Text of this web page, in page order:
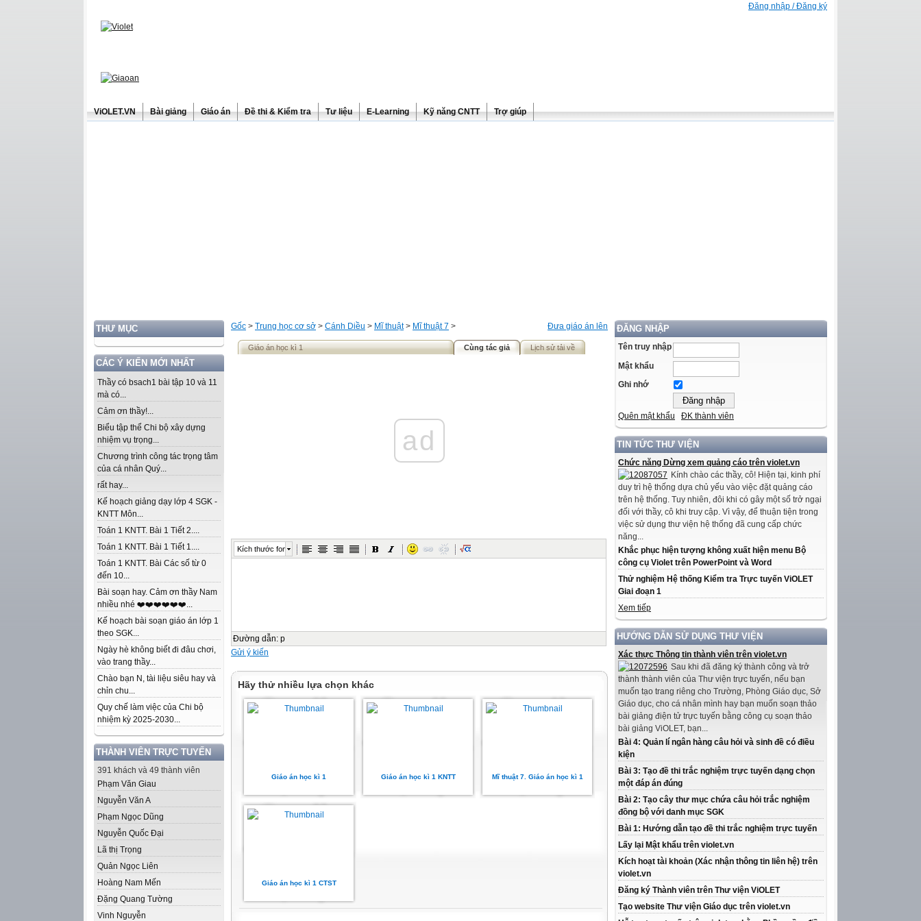
Đăng nhập / Đăng ký
ViOLET.VN Bài giảng Giáo án Đề thi & Kiểm tra Tư liệu E-Learning Kỹ năng CNTT Trợ giúp
THƯ MỤC
CÁC Ý KIẾN MỚI NHẤT
Thầy có bsach1 bài tập 10 và 11
mà có...
Cảm ơn thầy!...
Biểu tập thể Chi bộ xây dựng
nhiệm vụ trọng...
Chương trình công tác trọng tâm
của cá nhân Quý...
rất hay...
Kế hoạch giảng dạy lớp 4 SGK -
KNTT Môn...
Toán 1 KNTT. Bài 1 Tiết 2....
Toán 1 KNTT. Bài 1 Tiết 1....
Toán 1 KNTT. Bài Các số từ 0
đến 10...
Bài soạn hay. Cảm ơn thầy Nam
nhiều nhé ❤️❤️❤️❤️❤️❤️...
Kế hoạch bài soạn giáo án lớp 1
theo SGK...
Ngày hè không biết đi đâu chơi,
vào trang thầy...
Chào bạn N, tài liệu siêu hay và
chỉn chu...
Quy chế làm việc của Chi bộ
nhiệm kỳ 2025-2030...
THÀNH VIÊN TRỰC TUYẾN
391 khách và 49 thành viên
Phạm Văn Giau
Nguyễn Văn A
Phạm Ngọc Dũng
Nguyễn Quốc Đại
Lã thị Trọng
Quản Ngọc Liên
Hoàng Nam Mến
Đặng Quang Tường
Vinh Nguyễn
ĐĂNG NHẬP
Tên truy nhập
Mật khẩu
Ghi nhớ
Quên mật khẩu ĐK thành viên
TIN TỨC THƯ VIỆN
Chức năng Dừng xem quảng cáo trên violet.vn
Kính chào các thầy, cô! Hiện tại, kinh phí
duy trì hệ thống dựa chủ yếu vào việc đặt quảng cáo
trên hệ thống. Tuy nhiên, đôi khi có gây một số trở ngại
đối với thầy, cô khi truy cập. Vì vậy, để thuận tiện trong
việc sử dụng thư viện hệ thống đã cung cấp chức
năng...
Khắc phục hiện tượng không xuất hiện menu Bộ
công cụ Violet trên PowerPoint và Word
Thử nghiệm Hệ thống Kiểm tra Trực tuyến ViOLET
Giai đoạn 1
Xem tiếp
HƯỚNG DẪN SỬ DỤNG THƯ VIỆN
Xác thực Thông tin thành viên trên violet.vn
Sau khi đã đăng ký thành công và trở
thành thành viên của Thư viện trực tuyến, nếu bạn
muốn tạo trang riêng cho Trường, Phòng Giáo dục, Sở
Giáo dục, cho cá nhân mình hay bạn muốn soạn thảo
bài giảng điện tử trực tuyến bằng công cụ soạn thảo
bài giảng ViOLET, bạn...
Bài 4: Quản lí ngân hàng câu hỏi và sinh đề có điều
kiện
Bài 3: Tạo đề thi trắc nghiệm trực tuyến dạng chọn
một đáp án đúng
Bài 2: Tạo cây thư mục chứa câu hỏi trắc nghiệm
đồng bộ với danh mục SGK
Bài 1: Hướng dẫn tạo đề thi trắc nghiệm trực tuyến
Lấy lại Mật khẩu trên violet.vn
Kích hoạt tài khoản (Xác nhận thông tin liên hệ) trên
violet.vn
Đăng ký Thành viên trên Thư viện ViOLET
Tạo website Thư viện Giáo dục trên violet.vn
Đưa giáo án lên
Gốc > Trung học cơ sở > Cánh Diều > Mĩ thuật> Mĩ thuật 7 >
Giáo án học kì 1 Cùng tác giả Lịch sử tải về
ad
Kích thước font
Đường dẫn: p
Gửi ý kiến
Hãy thử nhiều lựa chọn khác
Giáo án học kì 1 Giáo án học kì 1 KNTT Mĩ thuật 7. Giáo án học kì 1
Giáo án học kì 1 CTST